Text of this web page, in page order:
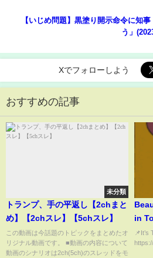
【いじめ問題】黒塗り開示命令に知
う」
Xでフォローしよう
おすすめの記事
未分類
トランプ、手の平返し【2chまと
め】【2chスレ】【5chスレ】
この動画は今話題のトピックをまとめたオ
リジナル動画です。 ■動画の内容について
動画のシナリオは2ch(5ch)のスレッドをモ
in